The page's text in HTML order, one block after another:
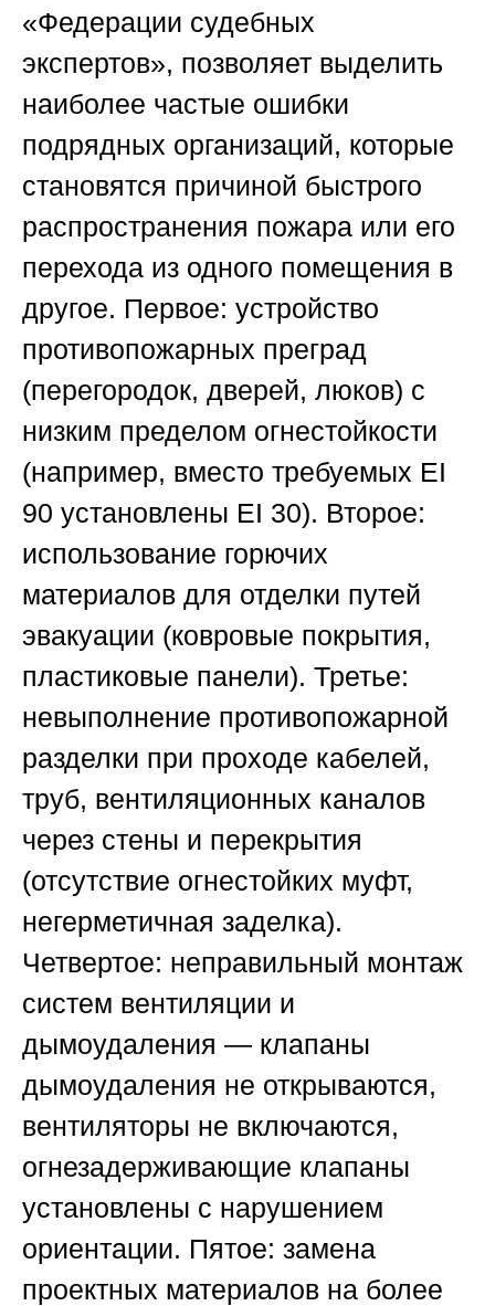
«Федерации судебных
экспертов», позволяет выделить
наиболее частые ошибки
подрядных организаций, которые
становятся причиной быстрого
распространения пожара или его
перехода из одного помещения в
другое. Первое: устройство
противопожарных преград
(перегородок, дверей, люков) с
низким пределом огнестойкости
(например, вместо требуемых EI
90 установлены EI 30). Второе:
использование горючих
материалов для отделки путей
эвакуации (ковровые покрытия,
пластиковые панели). Третье:
невыполнение противопожарной
разделки при проходе кабелей,
труб, вентиляционных каналов
через стены и перекрытия
(отсутствие огнестойких муфт,
негерметичная заделка).
Четвертое: неправильный монтаж
систем вентиляции и
дымоудаления — клапаны
дымоудаления не открываются,
вентиляторы не включаются,
огнезадерживающие клапаны
установлены с нарушением
ориентации. Пятое: замена
проектных материалов на более